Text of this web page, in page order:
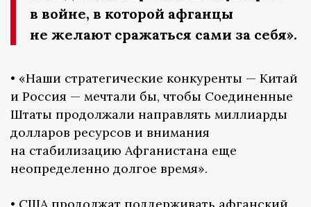
в войне, в которой афганцы
не желают сражаться сами за себя».
• «Наши стратегические конкуренты — Китай
и Россия — мечтали бы, чтобы Соединенные
Штаты продолжали направлять миллиарды
долларов ресурсов и внимания
на стабилизацию Афганистана еще
неопределенно долгое время».
• США продолжат поддерживать афганский